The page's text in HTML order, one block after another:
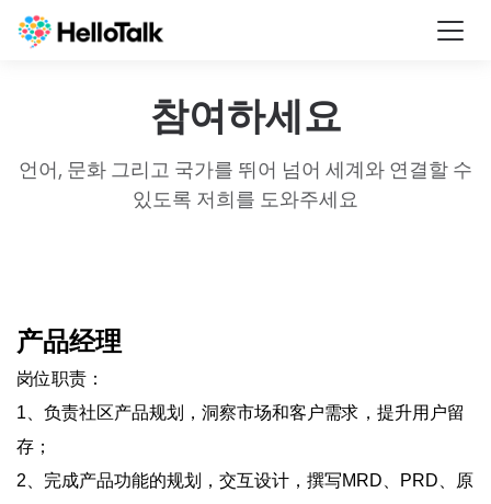
참여하세요
언어, 문화 그리고 국가를 뛰어 넘어 세계와 연결할 수
있도록 저희를 도와주세요
产品经理
岗位职责：
1、负责社区产品规划，洞察市场和客户需求，提升用户留
存；
2、完成产品功能的规划，交互设计，撰写MRD、PRD、原